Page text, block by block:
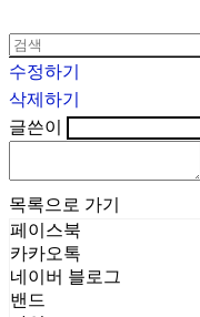
수정하기
삭제하기
글쓴이
목록으로 가기
페이스북
카카오톡
네이버 블로그
밴드